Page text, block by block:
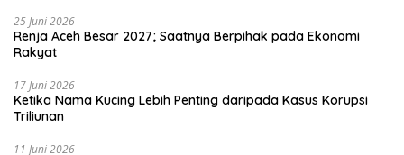
25 Juni 2026
Renja Aceh Besar 2027; Saatnya Berpihak pada Ekonomi
Rakyat
17 Juni 2026
Ketika Nama Kucing Lebih Penting daripada Kasus Korupsi
Triliunan
11 Juni 2026